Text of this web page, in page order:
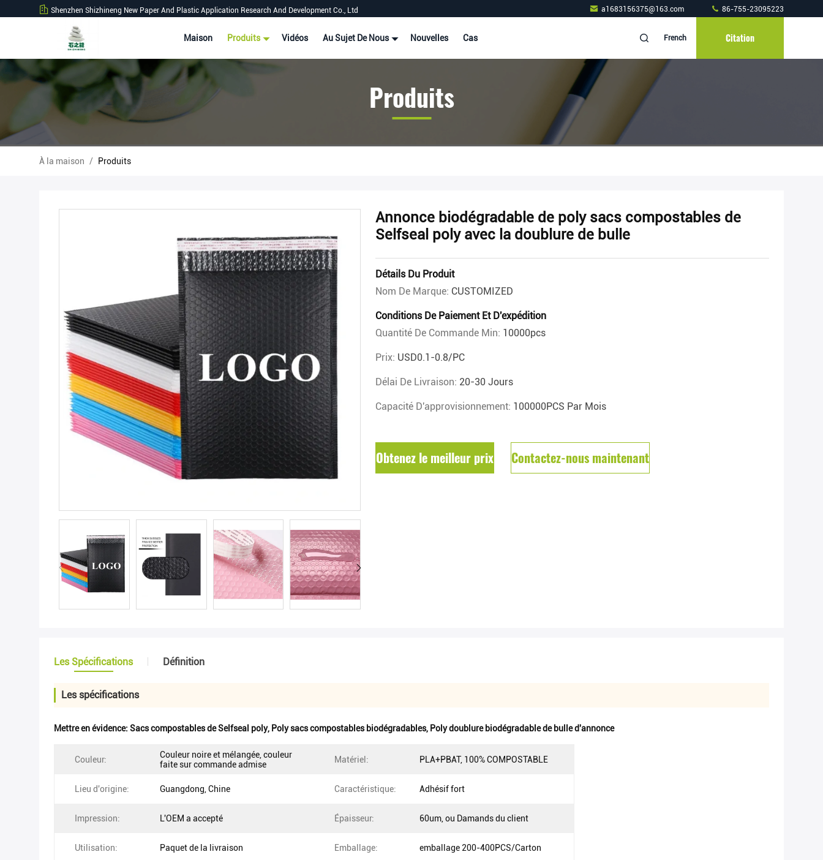
Shenzhen Shizhineng New Paper And Plastic Application Research And Development Co., Ltd a1683156375@163.com 86-755-23095223
Maison Produits Vidéos Au Sujet De Nous Nouvelles Cas French Citation
Produits
À la maison / Produits
Annonce biodégradable de poly sacs compostables de
Selfseal poly avec la doublure de bulle
Détails Du Produit
Nom De Marque: CUSTOMIZED
Conditions De Paiement Et D'expédition
Quantité De Commande Min: 10000pcs
Prix: USD0.1-0.8/PC
Délai De Livraison: 20-30 Jours
Capacité D'approvisionnement: 100000PCS Par Mois
Obtenez le meilleur prix Contactez-nous maintenant
Les Spécifications Définition
Les spécifications
Mettre en évidence: Sacs compostables de Selfseal poly, Poly sacs compostables biodégradables, Poly doublure biodégradable de bulle d'annonce
Couleur:
Couleur noire et mélangée, couleur
faite sur commande admise
Matériel: PLA+PBAT, 100% COMPOSTABLE
Lieu d'origine: Guangdong, Chine Caractéristique: Adhésif fort
Impression: L'OEM a accepté Épaisseur: 60um, ou Damands du client
Utilisation: Paquet de la livraison Emballage: emballage 200-400PCS/Carton